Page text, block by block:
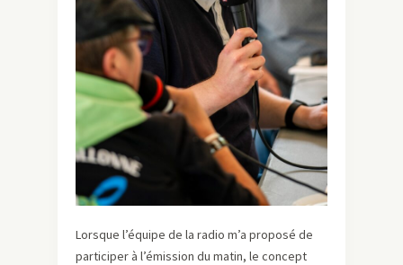
Lorsque l’équipe de la radio m’a proposé de
participer à l’émission du matin, le concept